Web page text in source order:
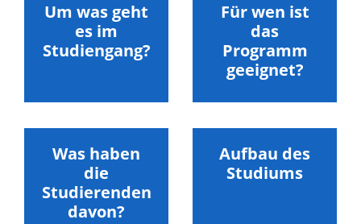
Um was geht
es im
Studiengang?
Für wen ist
das
Programm
geeignet?
Was haben
die
Studierenden
davon?
Aufbau des
Studiums